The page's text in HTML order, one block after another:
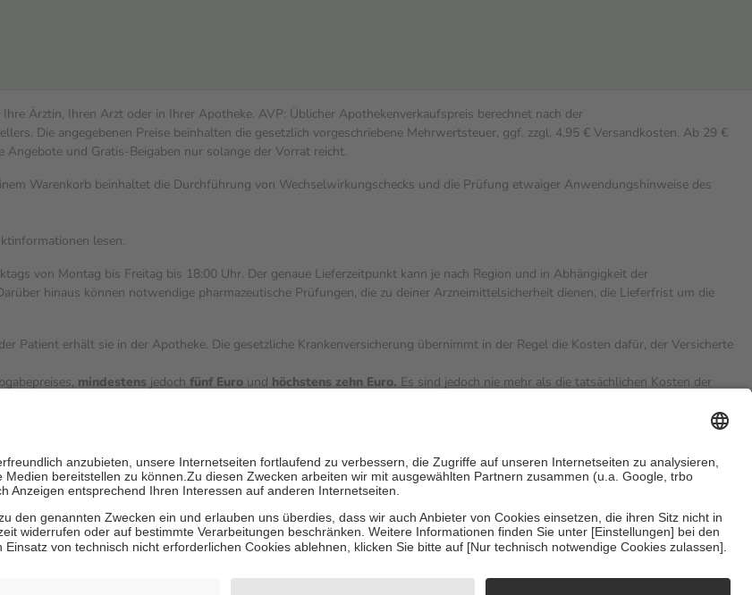
Ärztin, Ihren Arzt oder in Ihrer Apotheke. AVP: Üblicher Apothekenverkaufspreis berechnet nach der
Die angegebenen Preise beinhalten die gesetzlich vorgeschriebene Mehrwertsteuer, ggf. zzgl. 4,95 € Versandkosten. Ab 29 €
und Gratis-Beigaben nur solange der Vorrat reicht.
Warenkorb beinhaltet die Durchführung von Wechselwirkungschecks und die Prüfung etwaiger Anwendungshinweise des
lesen.
von Montag bis Freitag bis 18:00 Uhr. Der genaue Lieferzeitpunkt kann je nach Region und in Abhängigkeit der
hinaus können notwendige pharmazeutische Prüfungen, die zu deiner Arzneimittelsicherheit dienen, die Lieferfrist um die
Patient erhält sie in der Apotheke. Die gesetzliche Krankenversicherung übernimmt in der Regel die Kosten dafür, der Versicherte
mindestens jedoch fünf Euro und höchstens zehn Euro. Es sind jedoch nie mehr als die tatsächlichen Kosten der
die besondere Stellung der Familie zu unterstützen, fallen keine Zuzahlungenan bei:
der Fahrkosten
werden